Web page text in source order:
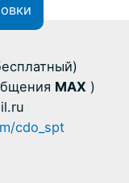
MAX )
cdo_spt